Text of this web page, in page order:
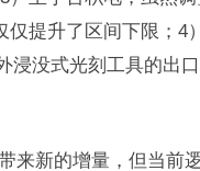
仅提升了区间下限；
浸没式光刻工具的出
来新的增量，但当前